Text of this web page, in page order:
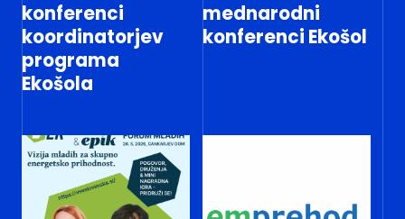
konferenci
koordinatorjev
programa
Ekošola
mednarodni
konferenci Ekošol